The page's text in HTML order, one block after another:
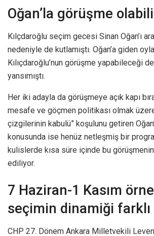
Oğan’la görüşme
Kılçdaroğlu seçim gecesi Sinan Oğan’ı
nedeniyle de kutlamıştı. Oğan’a giden
Kılıçdaroğlu’nun görüşme yapabileceği
yansımıştı.
Her iki adayla da görüşmeye açık kapı
mesafe ve göçmen politikası olmak üzere
çizgilerinin kabulü” koşulunu getiren
konusunda ise henüz netleşmiş bir
kulislerde kısa süre içinde bu
ediliyor.
7 Haziran-1 Kasım
seçimin dinamiği farklı
CHP 27. Dönem Ankara Milletvekili